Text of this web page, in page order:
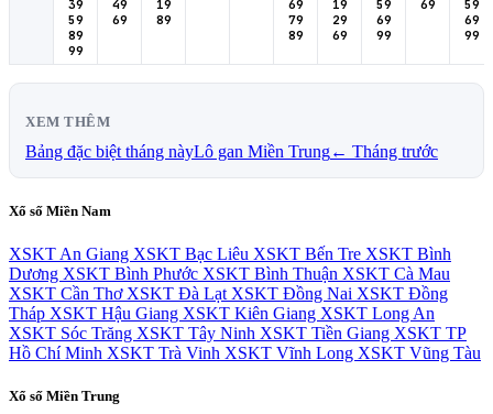
39
59
89
99
49
69
19
89
69
79
89
19
29
69
59
69
99
69
59
69
99
XEM THÊM
Bảng đặc biệt tháng nàyLô gan Miền Trung← Tháng trước
Xổ số Miền Nam
XSKT An Giang XSKT Bạc Liêu XSKT Bến Tre XSKT Bình
Dương XSKT Bình Phước XSKT Bình Thuận XSKT Cà Mau
XSKT Cần Thơ XSKT Đà Lạt XSKT Đồng Nai XSKT Đồng
Tháp XSKT Hậu Giang XSKT Kiên Giang XSKT Long An
XSKT Sóc Trăng XSKT Tây Ninh XSKT Tiền Giang XSKT TP
Hồ Chí Minh XSKT Trà Vinh XSKT Vĩnh Long XSKT Vũng Tàu
Xổ số Miền Trung